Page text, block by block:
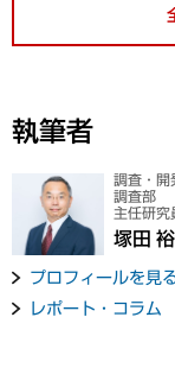
執筆者
調査・開
調査部
主任研究
塚田
プロフィールを見
レポート・コラム